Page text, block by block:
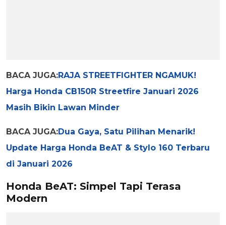
BACA JUGA:RAJA STREETFIGHTER NGAMUK!
Harga Honda CB150R Streetfire Januari 2026
Masih Bikin Lawan Minder
BACA JUGA:Dua Gaya, Satu Pilihan Menarik!
Update Harga Honda BeAT & Stylo 160 Terbaru
di Januari 2026
Honda BeAT: Simpel Tapi Terasa
Modern